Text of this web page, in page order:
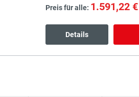
Preis für alle: 1.591,22 €
Details